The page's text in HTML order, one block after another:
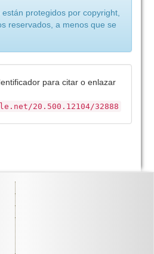
protegidos por copyright,
reservados, a menos que se
para citar o enlazar
20.500.12104/32888